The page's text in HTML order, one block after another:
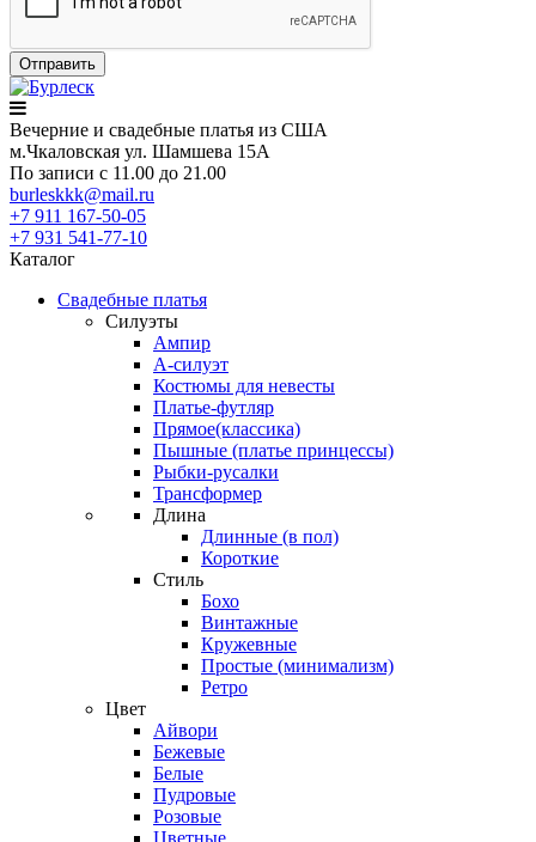
Вечерние и свадебные платья из США
м.Чкаловская ул. Шамшева 15А
По записи с 11.00 до 21.00
burleskkk@mail.ru
+7 911 167-50-05
+7 931 541-77-10
Каталог
Свадебные платья
Силуэты
Ампир
А-силуэт
Костюмы для невесты
Платье-футляр
Прямое(классика)
Пышные (платье принцессы)
Рыбки-русалки
Трансформер
Длина
Длинные (в пол)
Короткие
Стиль
Бохо
Винтажные
Кружевные
Простые (минимализм)
Ретро
Цвет
Айвори
Бежевые
Белые
Пудровые
Розовые
Цветные